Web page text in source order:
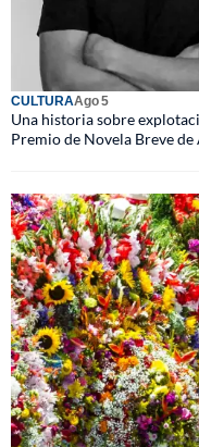
CULTURAAgo 5
Una historia sobre
Premio de Novela Breve